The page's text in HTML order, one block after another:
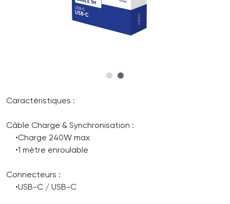
Caractéristiques :
Câble Charge & Synchronisation :
•Charge 240W max
•1 mètre enroulable
Connecteurs :
•USB-C / USB-C